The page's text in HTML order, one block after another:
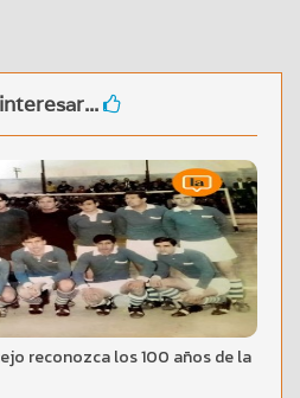
reconozca los 100 años de la